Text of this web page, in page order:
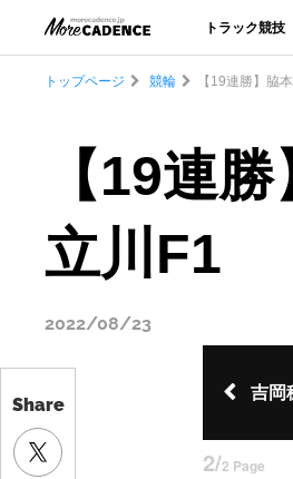
トラック競技
Share
トップページ 競輪 【19連勝】脇
【19連
立川F1
2022/08/23
吉岡
2/2 Page